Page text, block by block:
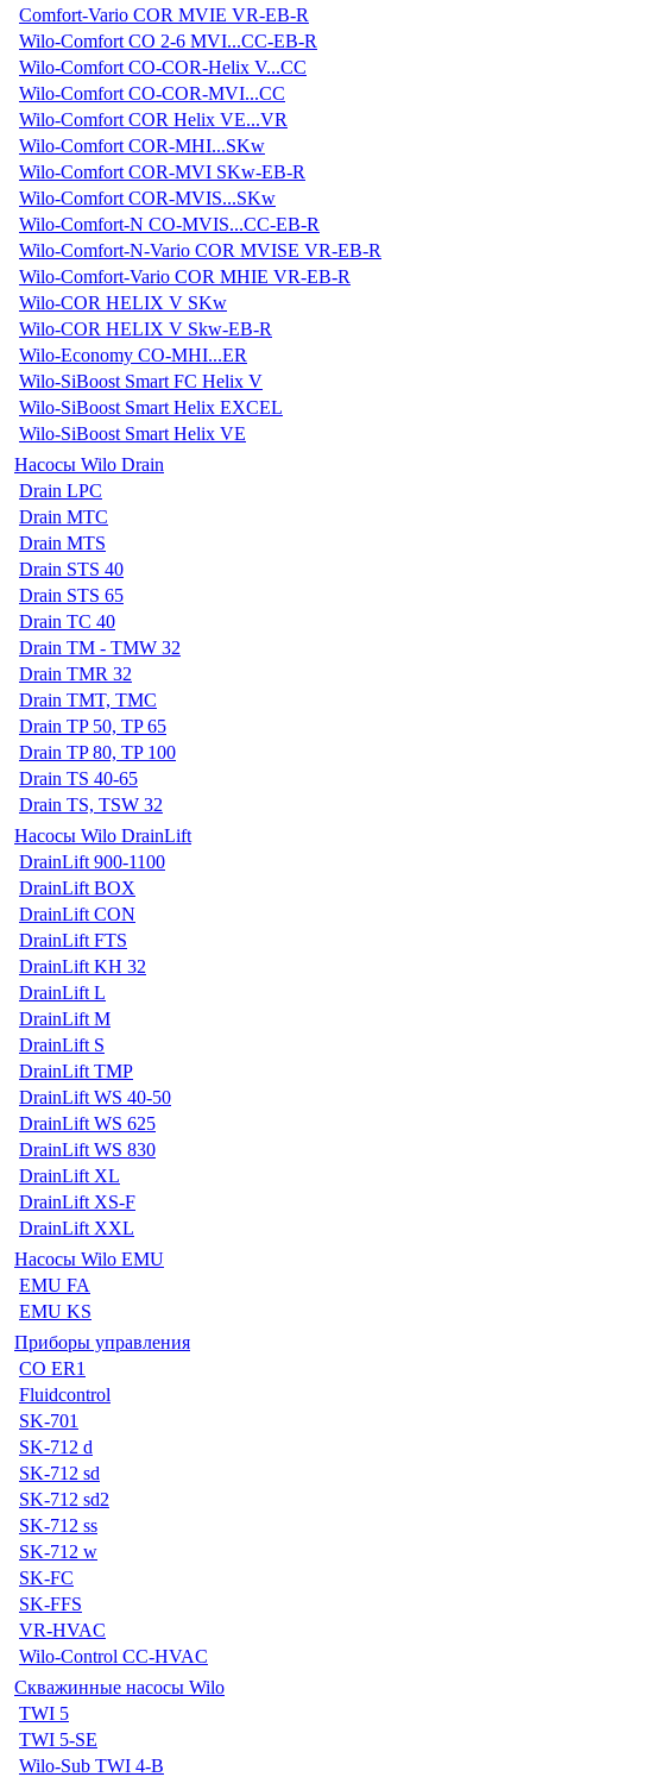
Comfort-Vario COR MVIE VR-EB-R
Wilo-Comfort CO 2-6 MVI...CC-EB-R
Wilo-Comfort CO-COR-Helix V...CC
Wilo-Comfort CO-COR-MVI...CC
Wilo-Comfort COR Helix VE...VR
Wilo-Comfort COR-MHI...SKw
Wilo-Comfort COR-MVI SKw-EB-R
Wilo-Comfort COR-MVIS...SKw
Wilo-Comfort-N CO-MVIS...CC-EB-R
Wilo-Comfort-N-Vario COR MVISE VR-EB-R
Wilo-Comfort-Vario COR MHIE VR-EB-R
Wilo-COR HELIX V SKw
Wilo-COR HELIX V Skw-EB-R
Wilo-Economy CO-MHI...ER
Wilo-SiBoost Smart FC Helix V
Wilo-SiBoost Smart Helix EXCEL
Wilo-SiBoost Smart Helix VE
Насосы Wilo Drain
Drain LPC
Drain MTC
Drain MTS
Drain STS 40
Drain STS 65
Drain TC 40
Drain TM - TMW 32
Drain TMR 32
Drain TMT, TMC
Drain TP 50, TP 65
Drain TP 80, TP 100
Drain TS 40-65
Drain TS, TSW 32
Насосы Wilo DrainLift
DrainLift 900-1100
DrainLift BOX
DrainLift CON
DrainLift FTS
DrainLift KH 32
DrainLift L
DrainLift M
DrainLift S
DrainLift TMP
DrainLift WS 40-50
DrainLift WS 625
DrainLift WS 830
DrainLift XL
DrainLift XS-F
DrainLift XXL
Насосы Wilo EMU
EMU FA
EMU KS
Приборы управления
CO ER1
Fluidcontrol
SK-701
SK-712 d
SK-712 sd
SK-712 sd2
SK-712 ss
SK-712 w
SK-FC
SK-FFS
VR-HVAC
Wilo-Control CC-HVAC
Скважинные насосы Wilo
TWI 5
TWI 5-SE
Wilo-Sub TWI 4-B